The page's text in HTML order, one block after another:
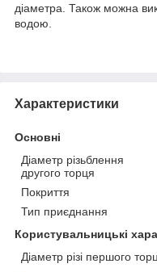
діаметра. Також можна
водою.
Характеристики
Основні
Діаметр різьблення
другого торця
Покриття
Тип приєднання
Користувальницькі
Діаметр різі першого